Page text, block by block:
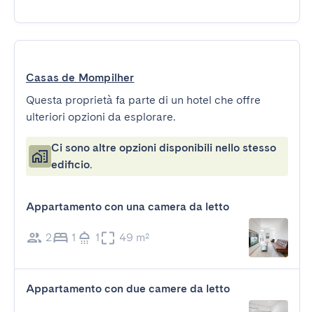
Casas de Mompilher
Questa proprietà fa parte di un hotel che offre
ulteriori opzioni da esplorare.
Ci sono altre opzioni disponibili nello stesso
edificio.
Appartamento con una camera da letto
2 1 1 49 m²
Appartamento con due camere da letto